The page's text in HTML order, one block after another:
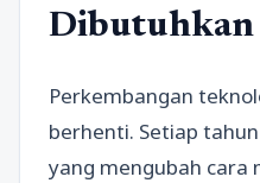
Dibutuhkan
Perkembangan
berhenti. Setiap
yang mengubah cara